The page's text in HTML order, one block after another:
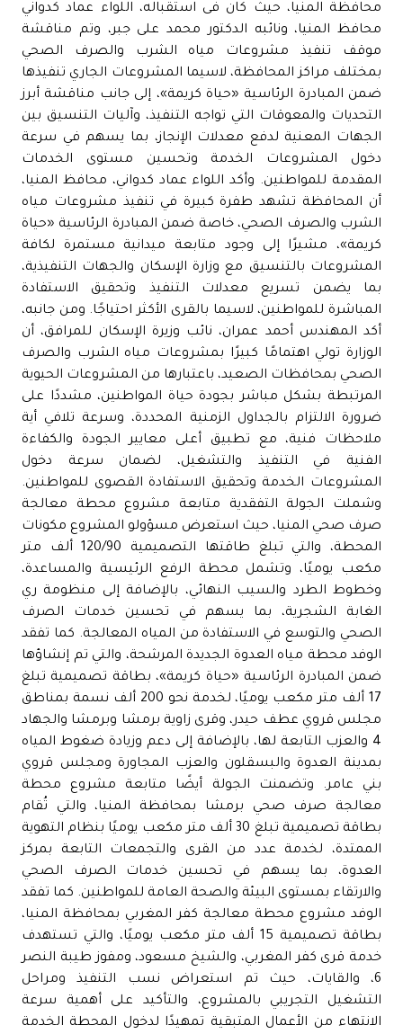
محافظة المنيا، حيث كان فى استقباله، اللواء عماد كدواني
محافظ المنيا، ونائبه الدكتور محمد على جبر، وتم مناقشة
موقف تنفيذ مشروعات مياه الشرب والصرف الصحي
بمختلف مراكز المحافظة، لاسيما المشروعات الجاري تنفيذها
ضمن المبادرة الرئاسية «حياة كريمة»، إلى جانب مناقشة أبرز
التحديات والمعوقات التي تواجه التنفيذ، وآليات التنسيق بين
الجهات المعنية لدفع معدلات الإنجاز، بما يسهم في سرعة
دخول المشروعات الخدمة وتحسين مستوى الخدمات
المقدمة للمواطنين. وأكد اللواء عماد كدواني، محافظ المنيا،
أن المحافظة تشهد طفرة كبيرة في تنفيذ مشروعات مياه
الشرب والصرف الصحي، خاصة ضمن المبادرة الرئاسية «حياة
كريمة»، مشيرًا إلى وجود متابعة ميدانية مستمرة لكافة
المشروعات بالتنسيق مع وزارة الإسكان والجهات التنفيذية،
بما يضمن تسريع معدلات التنفيذ وتحقيق الاستفادة
المباشرة للمواطنين، لاسيما بالقرى الأكثر احتياجًا. ومن جانبه،
أكد المهندس أحمد عمران، نائب وزيرة الإسكان للمرافق، أن
الوزارة تولي اهتمامًا كبيرًا بمشروعات مياه الشرب والصرف
الصحي بمحافظات الصعيد، باعتبارها من المشروعات الحيوية
المرتبطة بشكل مباشر بجودة حياة المواطنين، مشددًا على
ضرورة الالتزام بالجداول الزمنية المحددة، وسرعة تلافي أية
ملاحظات فنية، مع تطبيق أعلى معايير الجودة والكفاءة
الفنية في التنفيذ والتشغيل، لضمان سرعة دخول
المشروعات الخدمة وتحقيق الاستفادة القصوى للمواطنين.
وشملت الجولة التفقدية متابعة مشروع محطة معالجة
صرف صحي المنيا، حيث استعرض مسؤولو المشروع مكونات
المحطة، والتي تبلغ طاقتها التصميمية 120/90 ألف متر
مكعب يوميًا، وتشمل محطة الرفع الرئيسية والمساعدة،
وخطوط الطرد والسيب النهائي، بالإضافة إلى منظومة ري
الغابة الشجرية، بما يسهم في تحسين خدمات الصرف
الصحي والتوسع في الاستفادة من المياه المعالجة. كما تفقد
الوفد محطة مياه العدوة الجديدة المرشحة، والتي تم إنشاؤها
ضمن المبادرة الرئاسية «حياة كريمة»، بطاقة تصميمية تبلغ
17 ألف متر مكعب يوميًا، لخدمة نحو 200 ألف نسمة بمناطق
مجلس قروي عطف حيدر، وقرى زاوية برمشا وبرمشا والجهاد
4 والعزب التابعة لها، بالإضافة إلى دعم وزيادة ضغوط المياه
بمدينة العدوة والبسقلون والعزب المجاورة ومجلس قروي
بني عامر. وتضمنت الجولة أيضًا متابعة مشروع محطة
معالجة صرف صحي برمشا بمحافظة المنيا، والتي تُقام
بطاقة تصميمية تبلغ 30 ألف متر مكعب يوميًا بنظام التهوية
الممتدة، لخدمة عدد من القرى والتجمعات التابعة بمركز
العدوة، بما يسهم في تحسين خدمات الصرف الصحي
والارتقاء بمستوى البيئة والصحة العامة للمواطنين. كما تفقد
الوفد مشروع محطة معالجة كفر المغربي بمحافظة المنيا،
بطاقة تصميمية 15 ألف متر مكعب يوميًا، والتي تستهدف
خدمة قرى كفر المغربي، والشيخ مسعود، ومفوز طيبة النصر
6، والقايات، حيث تم استعراض نسب التنفيذ ومراحل
التشغيل التجريبي بالمشروع، والتأكيد على أهمية سرعة
الانتهاء من الأعمال المتبقية تمهيدًا لدخول المحطة الخدمة